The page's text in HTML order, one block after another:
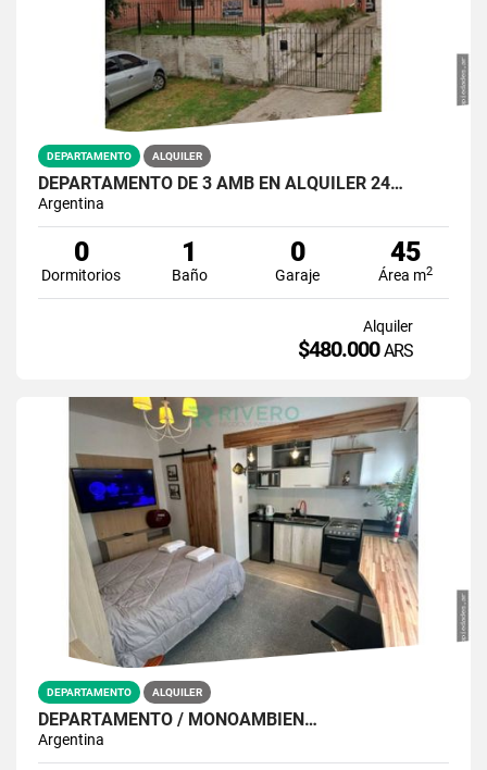
DEPARTAMENTO ALQUILER
DEPARTAMENTO DE 3 AMB EN ALQUILER 24…
Argentina
0
Dormitorios
1
Baño
0
Garaje
45
Área m2
Alquiler
$480.000ARS
DEPARTAMENTO ALQUILER
DEPARTAMENTO / MONOAMBIEN…
Argentina